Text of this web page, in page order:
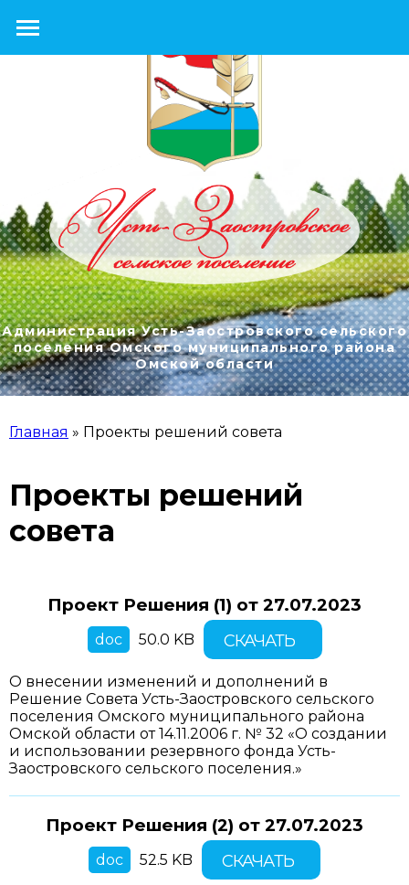
Администрация Усть-Заостровского сельского
поселения Омского муниципального района
Омской области
ВЫ ЗДЕСЬ
Главная » Проекты решений совета
Проекты решений
совета
Проект Решения (1) от 27.07.2023
doc 50.0 KB СКАЧАТЬ
О внесении изменений и дополнений в
Решение Совета Усть-Заостровского сельского
поселения Омского муниципального района
Омской области от 14.11.2006 г. № 32 «О создании
и использовании резервного фонда Усть-
Заостровского сельского поселения.»
Проект Решения (2) от 27.07.2023
doc 52.5 KB СКАЧАТЬ